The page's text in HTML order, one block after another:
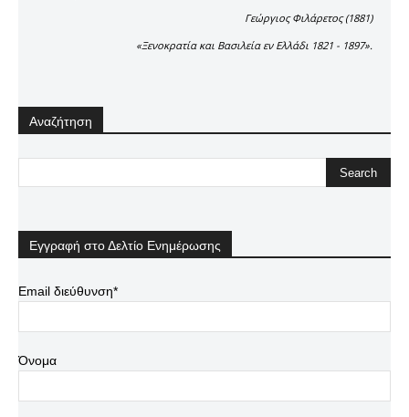
Γεώργιος Φιλάρετος (1881)
«Ξενοκρατία και Βασιλεία εν Ελλάδι 1821 - 1897».
Αναζήτηση
Εγγραφή στο Δελτίο Ενημέρωσης
Email διεύθυνση*
Όνομα